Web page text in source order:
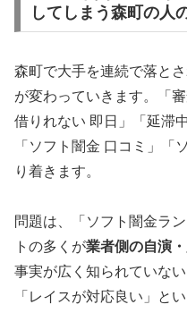
してしまう森町の人
森町で大手を連続で落と
が変わっていきます。「
借りれない 即日」「延滞
「ソフト闇金 口コミ」「
り着きます。
問題は、「ソフト闇金ラ
トの多くが業者側の自演
事実が広く知られていな
「レイスが対応良い」と